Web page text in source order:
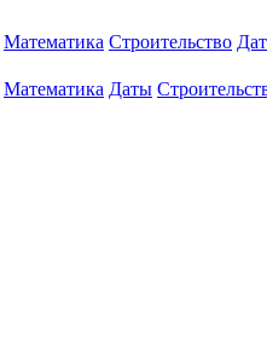
Математика Строительство
Математика Даты